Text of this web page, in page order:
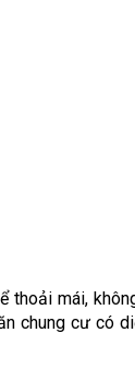
thoải mái,
chung cư có